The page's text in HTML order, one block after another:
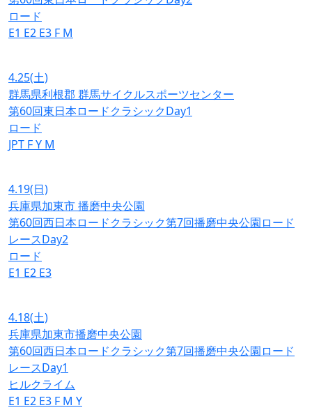
ロード
E1 E2 E3 F M
4.25(土)
群馬県利根郡 群馬サイクルスポーツセンター
第60回東日本ロードクラシックDay1
ロード
JPT FY M
4.19(日)
兵庫県加東市 播磨中央公園
第60回西日本ロードクラシック第7回播磨中央公園ロード
レースDay2
ロード
E1 E2 E3
4.18(土)
兵庫県加東市播磨中央公園
第60回西日本ロードクラシック第7回播磨中央公園ロード
レースDay1
ヒルクライム
E1 E2 E3 F M Y